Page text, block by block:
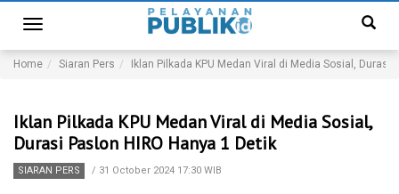
Toggle
navigation
Home Siaran Pers Iklan Pilkada KPU Medan Viral di Media Sosial, Durasi
Iklan Pilkada KPU Medan Viral di Media Sosial,
Durasi Paslon HIRO Hanya 1 Detik
SIARAN PERS / 31 October 2024 17:30 WIB